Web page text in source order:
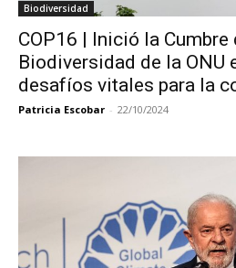
Biodiversidad
COP16 | Inició la Cumbre
Biodiversidad de la ONU
desafíos vitales para la
Patricia Escobar - 22/10/2024